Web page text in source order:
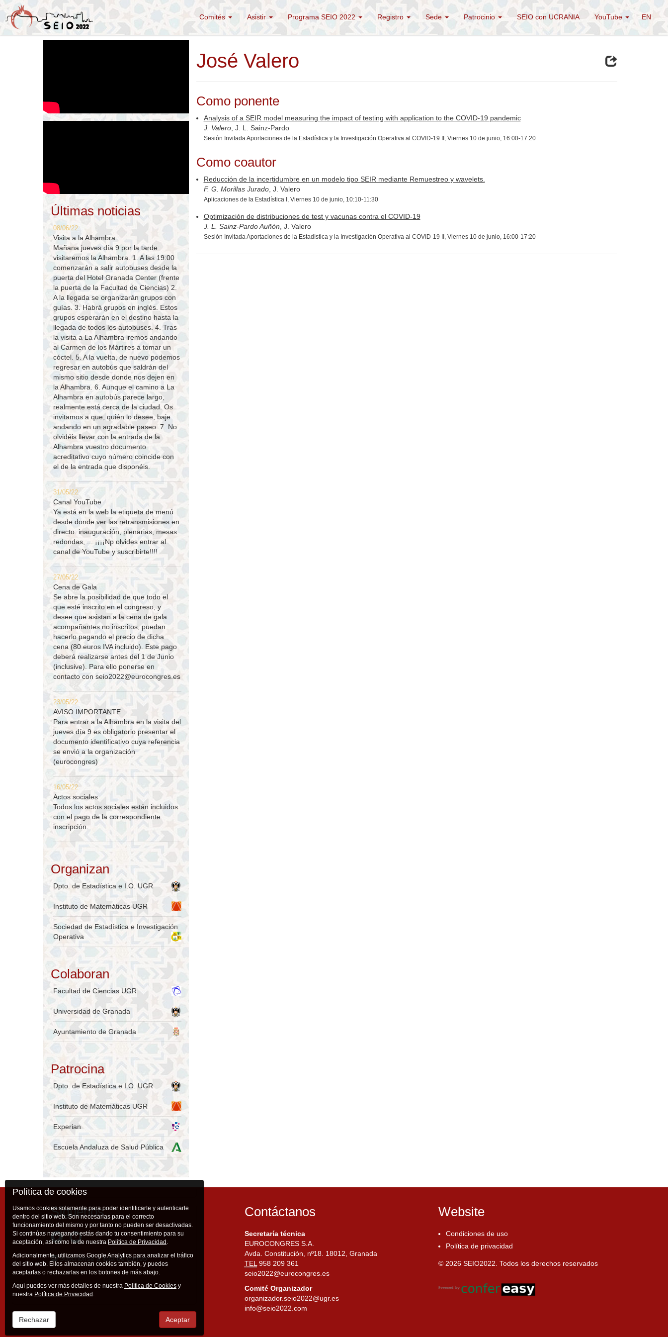
EN
Comités Asistir Programa SEIO 2022 Registro Sede Patrocinio SEIO con UCRANIA YouTube
José Valero
Como ponente
Analysis of a SEIR model measuring the impact of testing with application to the COVID-19 pandemic
J. Valero, J. L. Sainz-Pardo
Sesión Invitada Aportaciones de la Estadística y la Investigación Operativa al COVID-19 II, Viernes 10 de junio, 16:00-17:20
Como coautor
Reducción de la incertidumbre en un modelo tipo SEIR mediante Remuestreo y wavelets.
F. G. Morillas Jurado, J. Valero
Aplicaciones de la Estadística I, Viernes 10 de junio, 10:10-11:30
Optimización de distribuciones de test y vacunas contra el COVID-19
J. L. Sainz-Pardo Auñón , J. Valero
Sesión Invitada Aportaciones de la Estadística y la Investigación Operativa al COVID-19 II, Viernes 10 de junio, 16:00-17:20
Últimas noticias
08/06/22
Visita a la Alhambra
Mañana jueves día 9 por la tarde
visitaremos la Alhambra. 1. A las 19:00
comenzarán a salir autobuses desde la
puerta del Hotel Granada Center (frente
la puerta de la Facultad de Ciencias) 2.
A la llegada se organizarán grupos con
guías. 3. Habrá grupos en inglés. Estos
grupos esperarán en el destino hasta la
llegada de todos los autobuses. 4. Tras
la visita a La Alhambra iremos andando
al Carmen de los Mártires a tomar un
cóctel. 5. A la vuelta, de nuevo podemos
regresar en autobús que saldrán del
mismo sitio desde donde nos dejen en
la Alhambra. 6. Aunque el camino a La
Alhambra en autobús parece largo,
realmente está cerca de la ciudad. Os
invitamos a que, quién lo desee, baje
andando en un agradable paseo. 7. No
olvidéis llevar con la entrada de la
Alhambra vuestro documento
acreditativo cuyo número coincide con
el de la entrada que disponéis.
31/05/22
Canal YouTube
Ya está en la web la etiqueta de menú
desde donde ver las retransmisiones en
directo: inauguración, plenarias, mesas
redondas, ... ¡¡¡¡Np olvides entrar al
canal de YouTube y suscribirte!!!!
27/05/22
Cena de Gala
Se abre la posibilidad de que todo el
que esté inscrito en el congreso, y
desee que asistan a la cena de gala
acompañantes no inscritos, puedan
hacerlo pagando el precio de dicha
cena (80 euros IVA incluido). Este pago
deberá realizarse antes del 1 de Junio
(inclusive). Para ello ponerse en
contacto con seio2022@eurocongres.es
23/05/22
AVISO IMPORTANTE
Para entrar a la Alhambra en la visita del
jueves día 9 es obligatorio presentar el
documento identificativo cuya referencia
se envió a la organización
(eurocongres)
16/05/22
Actos sociales
Todos los actos sociales están incluidos
con el pago de la correspondiente
inscripción.
Organizan
Dpto. de Estadística e I.O. UGR
Instituto de Matemáticas UGR
Sociedad de Estadística e Investigación
Operativa
Colaboran
Facultad de Ciencias UGR
Universidad de Granada
Ayuntamiento de Granada
Patrocina
Dpto. de Estadística e I.O. UGR
Instituto de Matemáticas UGR
Experian
Escuela Andaluza de Salud Pública
Síguenos
Suscribirse a lista de correo
Contáctanos
Secretaría técnica
EUROCONGRES S.A.
Avda. Constitución, nº18. 18012, Granada
TEL958 209 361
seio2022@eurocongres.es
Comité Organizador
organizador.seio2022@ugr.es
info@seio2022.com
Website
Condiciones de uso
Política de privacidad
© 2026 SEIO2022. Todos los derechos reservados
Política de cookies
Usamos cookies solamente para poder idenfiticarte y autenticarte
dentro del sitio web. Son necesarias para el correcto
funcionamiento del mismo y por tanto no pueden ser desactivadas.
Si continúas navegando estás dando tu consentimiento para su
aceptación, así como la de nuestra Política de Privacidad .
Adicionalmente, utilizamos Google Analytics para analizar el tráfico
del sitio web. Ellos almacenan cookies también, y puedes
aceptarlas o rechazarlas en los botones de más abajo.
Aquí puedes ver más detalles de nuestra Política de Cookies y
nuestra Política de Privacidad .
Rechazar Aceptar